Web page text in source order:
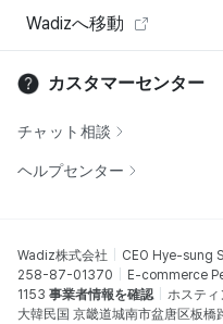
Wadizへ移動
カスタマーセンター
チャット相談
ヘルプセンター
Wadiz株式会社 CEO Hye-sung
258-87-01370
E-commerce
1153 事業者情報を確認
ホステ
大韓民国 京畿道城南市盆唐区板